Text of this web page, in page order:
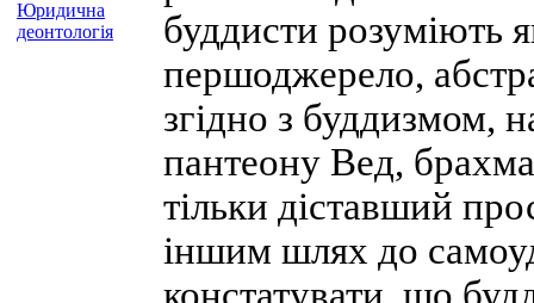
Юридична
деонтологія
буддисти розуміють
першоджерело,
згідно з буддизмом,
пантеону Вед,
тільки діставший
іншим шлях до